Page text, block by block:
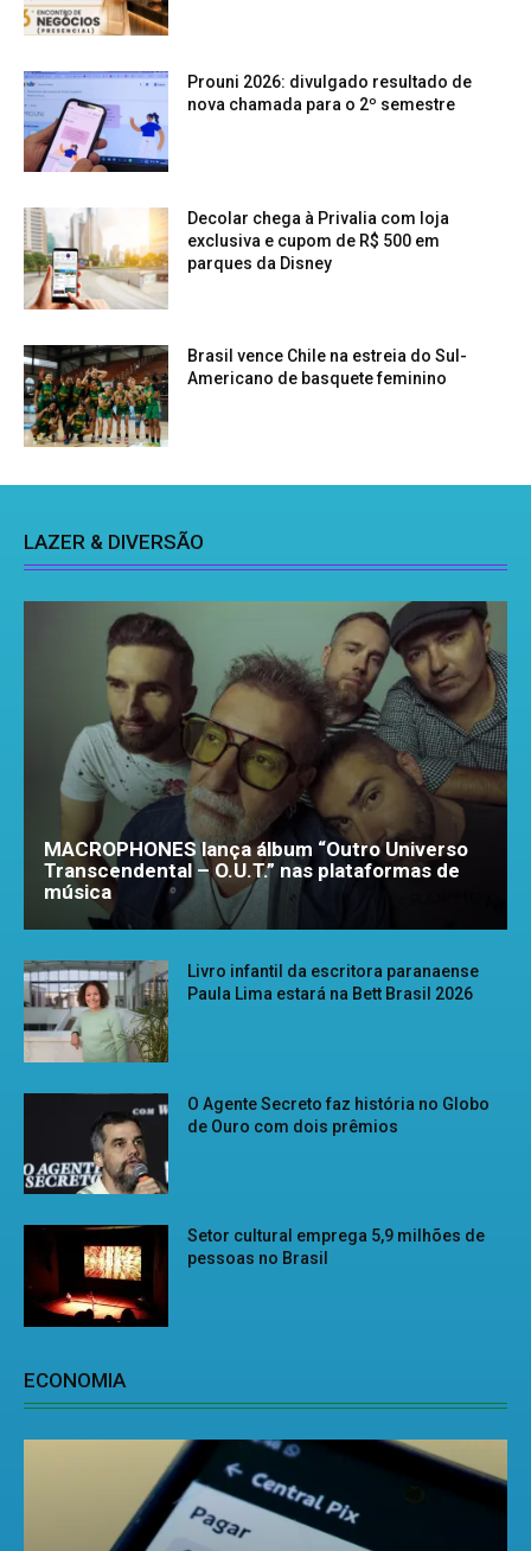
Prouni 2026: divulgado resultado de
nova chamada para o 2º semestre
Decolar chega à Privalia com loja
exclusiva e cupom de R$ 500 em
parques da Disney
Brasil vence Chile na estreia do Sul-
Americano de basquete feminino
LAZER & DIVERSÃO
MACROPHONES lança álbum “Outro Universo
Transcendental – O.U.T.” nas plataformas de
música
Livro infantil da escritora paranaense
Paula Lima estará na Bett Brasil 2026
O Agente Secreto faz história no Globo
de Ouro com dois prêmios
Setor cultural emprega 5,9 milhões de
pessoas no Brasil
ECONOMIA